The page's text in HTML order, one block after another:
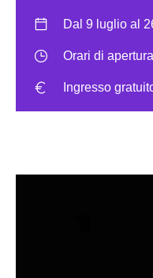
Dal 9 luglio al
Orari di
Ingresso